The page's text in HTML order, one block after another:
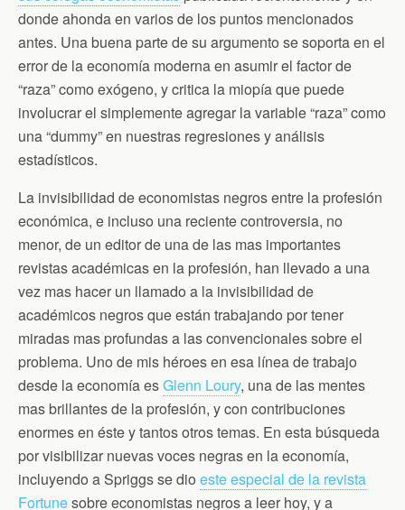
donde ahonda en varios de los puntos mencionados
antes. Una buena parte de su argumento se soporta en el
error de la economía moderna en asumir el factor de
“raza” como exógeno, y critica la miopía que puede
involucrar el simplemente agregar la variable “raza” como
una “dummy” en nuestras regresiones y análisis
estadísticos.
La invisibilidad de economistas negros entre la profesión
económica, e incluso una reciente controversia, no
menor, de un editor de una de las mas importantes
revistas académicas en la profesión, han llevado a una
vez mas hacer un llamado a la invisibilidad de
académicos negros que están trabajando por tener
miradas mas profundas a las convencionales sobre el
problema. Uno de mis héroes en esa línea de trabajo
desde la economía esGlenn Loury, una de las mentes
mas brillantes de la profesión, y con contribuciones
enormes en éste y tantos otros temas. En esta búsqueda
por visibilizar nuevas voces negras en la economía,
incluyendo a Spriggs se dio este especial de la revista
Fortunesobre economistas negros a leer hoy, y a